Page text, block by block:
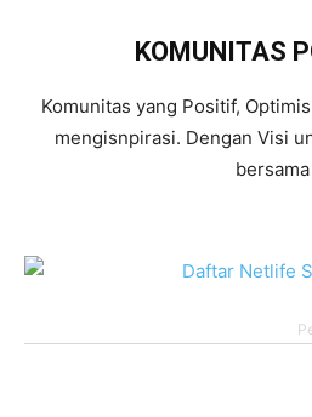
KOMUNITAS
Komunitas yang Positif,
mengisnpirasi. Dengan Visi
bersama